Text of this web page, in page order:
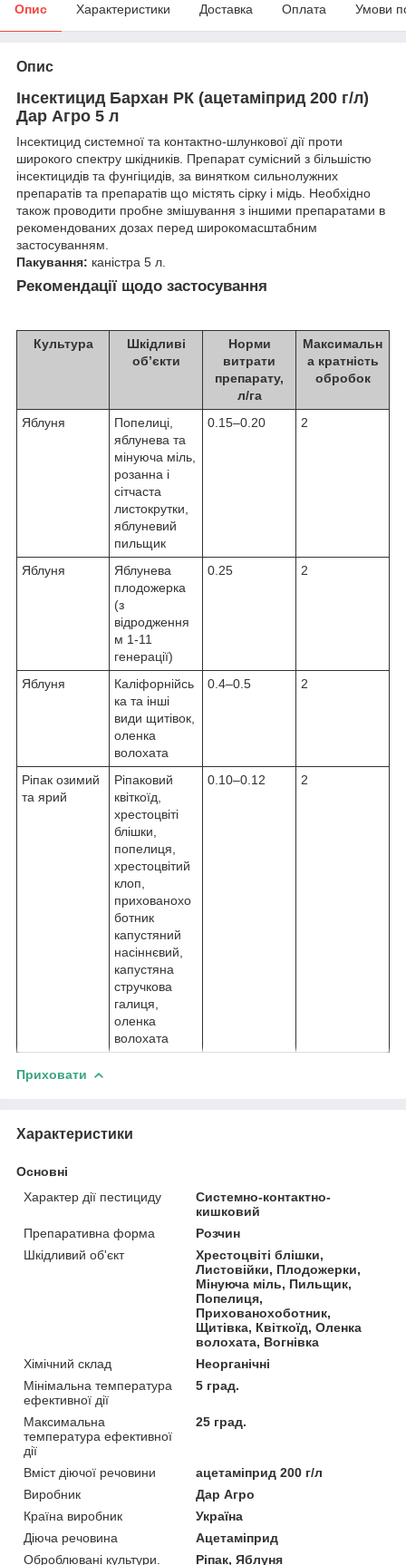
Опис Характеристики Доставка Оплата Умови
Опис
Інсектицид Бархан РК (ацетаміприд 200 г/л)
Дар Агро 5 л
Інсектицид системної та контактно-шлункової дії проти
широкого спектру шкідників. Препарат сумісний з більшістю
інсектицидів та фунгіцидів, за винятком сильнолужних
препаратів та препаратів що містять сірку і мідь. Необхідно
також проводити пробне змішування з іншими препаратами в
рекомендованих дозах перед широкомасштабним
застосуванням.
Пакування: каністра 5 л.
Рекомендації щодо застосування
Культура
Шкідливі
об’єкти
Норми
витрати
препарату,
л/га
Максимальн
а кратність
обробок
Яблуня
Попелиці,
яблунева та
мінуюча міль,
розанна і
сітчаста
листокрутки,
яблуневий
пильщик
0.15–0.20 2
Яблуня
Яблунева
плодожерка
(з
відродження
м 1-11
генерації)
0.25 2
Яблуня
Каліфорнійсь
ка та інші
види щитівок,
оленка
волохата
0.4–0.5 2
Ріпак озимий
та ярий
Ріпаковий
квіткоїд,
хрестоцвіті
блішки,
попелиця,
хрестоцвітий
клоп,
прихованохо
ботник
капустяний
насіннєвий,
капустяна
стручкова
галиця,
оленка
волохата
0.10–0.12 2
Приховати
Характеристики
Основні
Характер дії пестициду
Системно-контактно-
кишковий
Препаративна форма
Розчин
Шкідливий об'єкт
Хрестоцвіті блішки,
Листовійки, Плодожерки,
Мінуюча міль, Пильщик,
Попелиця,
Прихованохоботник,
Щитівка, Квіткоїд, Оленка
волохата, Вогнівка
Хімічний склад
Неорганічні
Мінімальна температура
ефективної дії
5 град.
Максимальна
температура ефективної
дії
25 град.
Вміст діючої речовини
ацетаміприд 200 г/л
Виробник
Дар Агро
Країна виробник
Україна
Діюча речовина
Ацетаміприд
Оброблювані культури.
Ріпак, Яблуня